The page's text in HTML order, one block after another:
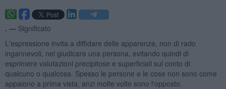
. — Significato
L'espressione invita a diffidare delle apparenze, non di rado
ingannevoli, nel giudicare una persona, evitando quindi di
esprimere valutazioni precipitose e superficiali sul conto di
qualcuno o qualcosa. Spesso le persone e le cose non sono come
appaiono a prima vista, anzi molte volte sono l'opposto.